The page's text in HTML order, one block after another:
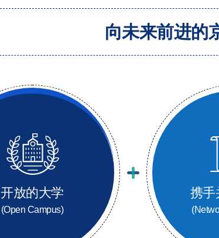
向未来前进的
开放的大学
(Open Campus)
携手